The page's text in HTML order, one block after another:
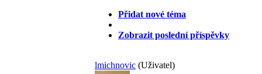
Přidat nové téma
Zobrazit poslední příspěvky
lmichnovic (Uživatel)